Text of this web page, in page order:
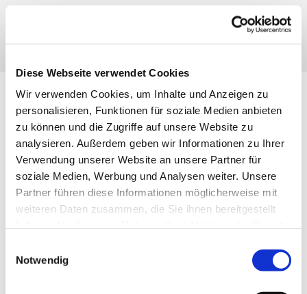
Diese Webseite verwendet Cookies
Wir verwenden Cookies, um Inhalte und Anzeigen zu
personalisieren, Funktionen für soziale Medien anbieten
zu können und die Zugriffe auf unsere Website zu
analysieren. Außerdem geben wir Informationen zu Ihrer
Verwendung unserer Website an unsere Partner für
soziale Medien, Werbung und Analysen weiter. Unsere
Partner führen diese Informationen möglicherweise mit
weiteren Daten zusammen, die Sie ihnen bereitgestellt
Notwendig
St. Josef - Berlin-Weißensee, Pfarrkirche,